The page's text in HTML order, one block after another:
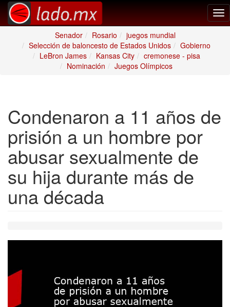
Senador
Rosario
juegos mundial
Selección de baloncesto de Estados Unidos
Gobierno
LeBron James
Kansas City
cremonese - pisa
Nominación
Juegos Olímpicos
Condenaron a 11 años de
prisión a un hombre por
abusar sexualmente de
su hija durante más de
una década